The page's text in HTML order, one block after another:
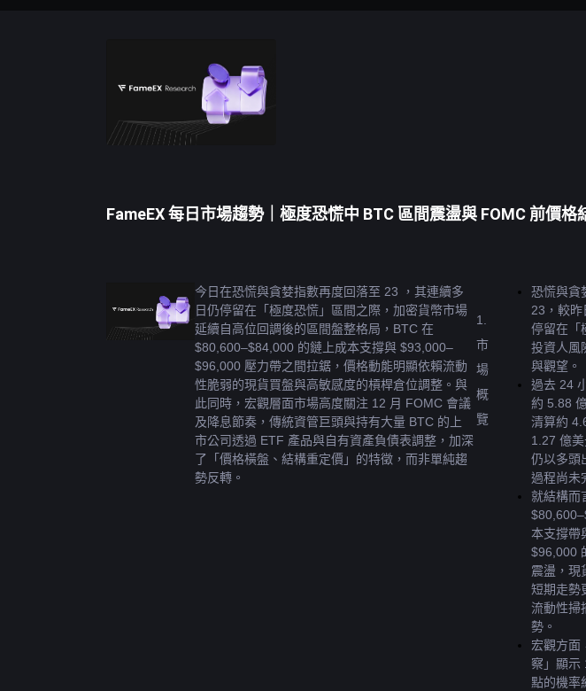
FameEX 每日市場趨勢｜極度恐慌中 BTC 區間震盪與 FOMC 前價格
今日在恐慌與貪婪指數再度回落至 23 ，其連續多
日仍停留在「極度恐慌」區間之際，加密貨幣市場
延續自高位回調後的區間盤整格局，BTC 在
$80,600–$84,000 的鏈上成本支撐與 $93,000–
$96,000 壓力帶之間拉鋸，價格動能明顯依賴流動
性脆弱的現貨買盤與高敏感度的槓桿倉位調整。與
此同時，宏觀層面市場高度關注 12 月 FOMC 會議
及降息節奏，傳統資管巨頭與持有大量 BTC 的上
市公司透過 ETF 產品與自有資產負債表調整，加深
了「價格橫盤、結構重定價」的特徵，而非單純趨
勢反轉。
1.
市
場
概
覽
恐慌與貪
23，較昨
停留在「
投資人風
與觀望。
過去 24
約 5.88
清算約
1.27 億
仍以多頭
過程尚未
就結構而
本支撐帶
$96,000
震盪，現
短期走勢
流動性掃
勢。
宏觀方面
察」顯示
點的機率